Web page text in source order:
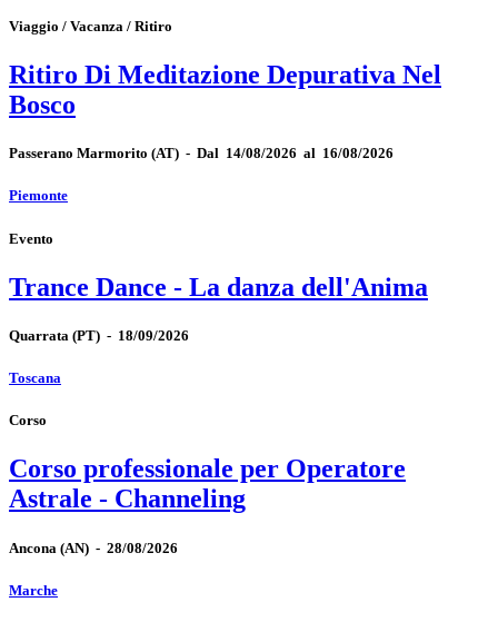
Viaggio / Vacanza / Ritiro
Ritiro Di Meditazione Depurativa Nel
Bosco
Passerano Marmorito (AT) - Dal 14/08/2026 al 16/08/2026
Piemonte
Evento
Trance Dance - La danza dell'Anima
Quarrata (PT) - 18/09/2026
Toscana
Corso
Corso professionale per Operatore
Astrale - Channeling
Ancona (AN) - 28/08/2026
Marche